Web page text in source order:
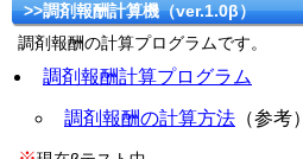
>>調剤報酬計算機（ver.1.0β）
調剤報酬の計算プログラムです。
調剤報酬計算プログラム
調剤報酬の計算方法 （参考）